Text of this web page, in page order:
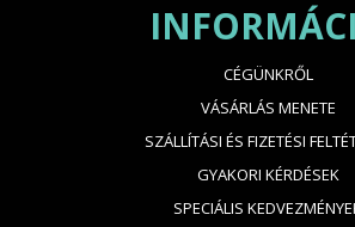
CÉGÜNKRŐL
VÁSÁRLÁS MENETE
SZÁLLÍTÁSI ÉS FIZETÉSI
GYAKORI KÉRDÉSEK
SPECIÁLIS